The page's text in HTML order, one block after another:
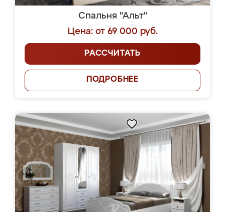
Спальня "Альт"
Цена: от 69 000 руб.
РАССЧИТАТЬ
ПОДРОБНЕЕ